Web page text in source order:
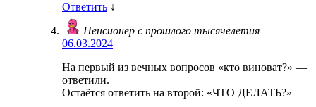
Ответить ↓
Пенсионер с прошлого тысячелетия
06.03.2024
На первый из вечных вопросов «кто виноват?» —
ответили.
Остаётся ответить на второй: «ЧТО ДЕЛАТЬ?»